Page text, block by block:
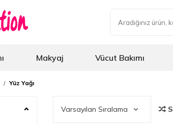
Makyaj Vücut Bakımı
Yüz Yağı